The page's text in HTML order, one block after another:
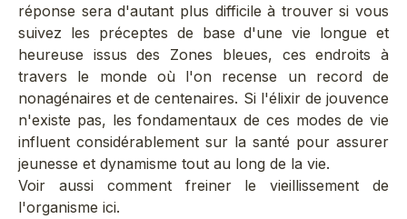
réponse sera d'autant plus difficile à trouver si vous
suivez les préceptes de base d'une vie longue et
heureuse issus des Zones bleues, ces endroits à
travers le monde où l'on recense un record de
nonagénaires et de centenaires. Si l'élixir de jouvence
n'existe pas, les fondamentaux de ces modes de vie
influent considérablement sur la santé pour assurer
jeunesse et dynamisme tout au long de la vie.
Voir aussi comment freiner le vieillissement de
l'organisme ici.